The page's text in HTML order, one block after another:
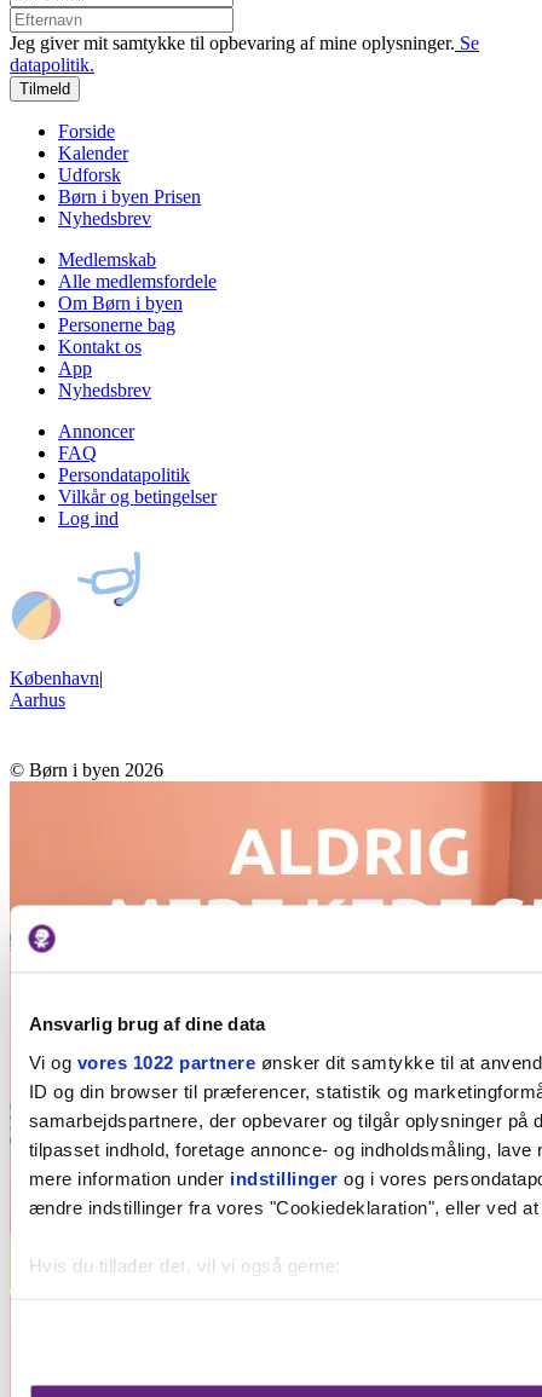
Ansvarlig brug af dine data
Vi og vores 1022 partnereønsker dit samtykke til at
ID og din browser til præferencer, statistik og
samarbejdspartnere, der opbevarer og tilgår oplysninger på
tilpasset indhold, foretage annonce- og indholdsmåling,
mere information under indstillinger og i vores
ændre indstillinger fra vores "Cookiedeklaration", eller ved
Hvis du tillader det, vil vi også gerne:
Jeg giver mit samtykke til opbevaring af mine oplysninger. Se
datapolitik.
Tilmeld
Forside
Kalender
Udforsk
Børn i byen Prisen
Nyhedsbrev
Medlemskab
Alle medlemsfordele
Om Børn i byen
Personerne bag
Kontakt os
App
Nyhedsbrev
Annoncer
FAQ
Persondatapolitik
Vilkår og betingelser
Log ind
København|
Aarhus
© Børn i byen 2026